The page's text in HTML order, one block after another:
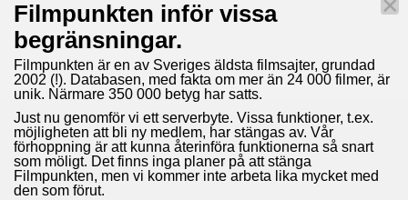
Filmpunkten inför vissa
begränsningar.
Filmpunkten är en av Sveriges äldsta filmsajter, grundad
2002 (!). Databasen, med fakta om mer än 24 000 filmer, är
unik. Närmare 350 000 betyg har satts.
Just nu genomför vi ett serverbyte. Vissa funktioner, t.ex.
möjligheten att bli ny medlem, har stängas av. Vår
förhoppning är att kunna återinföra funktionerna så snart
som möligt. Det finns inga planer på att stänga
Filmpunkten, men vi kommer inte arbeta lika mycket med
den som förut.